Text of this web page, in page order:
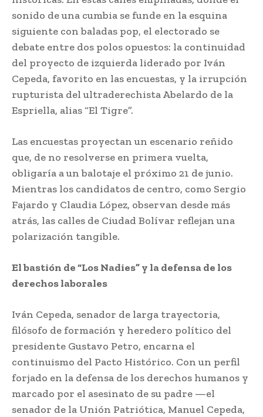
sonido de una cumbia se funde en la esquina
siguiente con baladas pop, el electorado se
debate entre dos polos opuestos: la continuidad
del proyecto de izquierda liderado por Iván
Cepeda, favorito en las encuestas, y la irrupción
rupturista del ultraderechista Abelardo de la
Espriella, alias “El Tigre”.
Las encuestas proyectan un escenario reñido
que, de no resolverse en primera vuelta,
obligaría a un balotaje el próximo 21 de junio.
Mientras los candidatos de centro, como Sergio
Fajardo y Claudia López, observan desde más
atrás, las calles de Ciudad Bolívar reflejan una
polarización tangible.
El bastión de “Los Nadies” y la defensa de los
derechos laborales
Iván Cepeda, senador de larga trayectoria,
filósofo de formación y heredero político del
presidente Gustavo Petro, encarna el
continuismo del Pacto Histórico. Con un perfil
forjado en la defensa de los derechos humanos y
marcado por el asesinato de su padre —el
senador de la Unión Patriótica, Manuel Cepeda,